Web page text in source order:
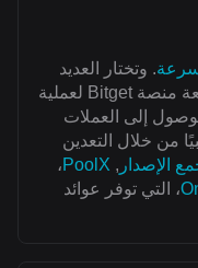
. وتختار العديد
من العملات المشفرة الواعدة والشائعة منصة Bitget لعملية
إلى العملات
من خلال التعدين
الإصدار ,
PoolX،
، التي توفر عوائد